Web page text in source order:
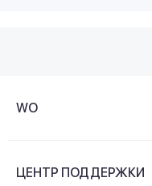
WO
ЦЕНТР ПОДДЕРЖКИ